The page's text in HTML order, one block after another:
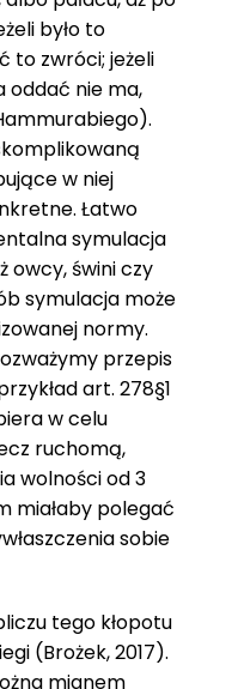
było to
to zwróci; jeżeli
oddać nie ma,
w niej
Łatwo
symulacja
owcy, świni czy
symulacja może
normy.
przepis
art. 278§1
w celu
ruchomą,
wolności od 3
miałaby polegać
sobie
tego kłopotu
(Brożek, 2017).
mianem